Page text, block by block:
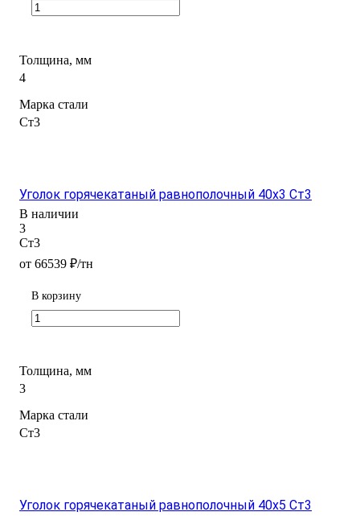
Толщина, мм
4
Марка стали
Ст3
Уголок горячекатаный равнополочный 40x3 Ст3
В наличии
3
Ст3
от 66539 ₽/тн
В корзину
Толщина, мм
3
Марка стали
Ст3
Уголок горячекатаный равнополочный 40x5 Ст3